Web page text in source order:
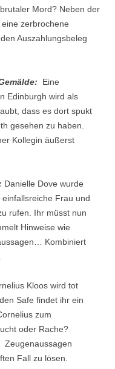
Mord? Neben der
zerbrochene
Auszahlungsbeleg
Eine
Edinburgh wird als
dass es dort spukt
gesehen zu haben.
Kollegin äußerst
Danielle Dove wurde
Frau und
rufen. Ihr müsst nun
Hinweise wie
Kombiniert
Kloos wird tot
Safe findet ihr ein
zum
oder Rache?
Zeugenaussagen
Fall zu lösen.